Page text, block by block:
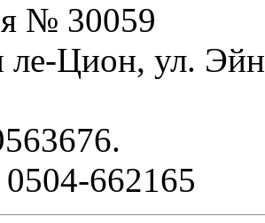
№ 30059
ле-Цион, ул.
662165